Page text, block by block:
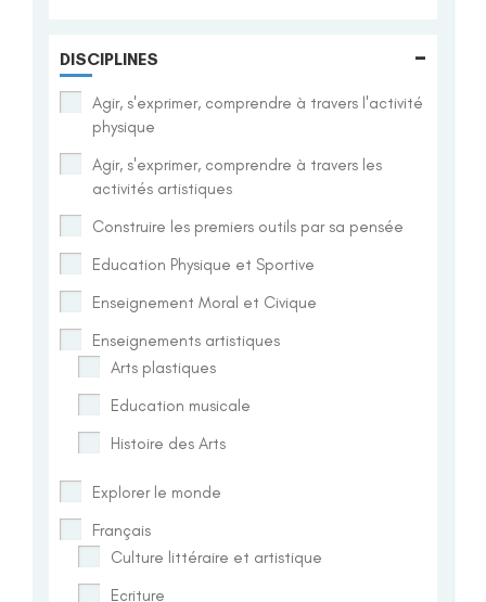
DISCIPLINES -
Agir, s'exprimer, comprendre à travers l'activité
physique
Agir, s'exprimer, comprendre à travers les
activités artistiques
Construire les premiers outils par sa pensée
Education Physique et Sportive
Enseignement Moral et Civique
Enseignements artistiques
Arts plastiques
Education musicale
Histoire des Arts
Explorer le monde
Français
Culture littéraire et artistique
Ecriture